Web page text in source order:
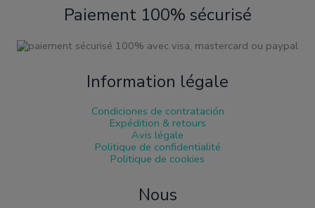
Paiement 100% sécurisé
Information légale
Condiciones de contratación
Expédition & retours
Avis légale
Politique de confidentialité
Politique de cookies
Nous